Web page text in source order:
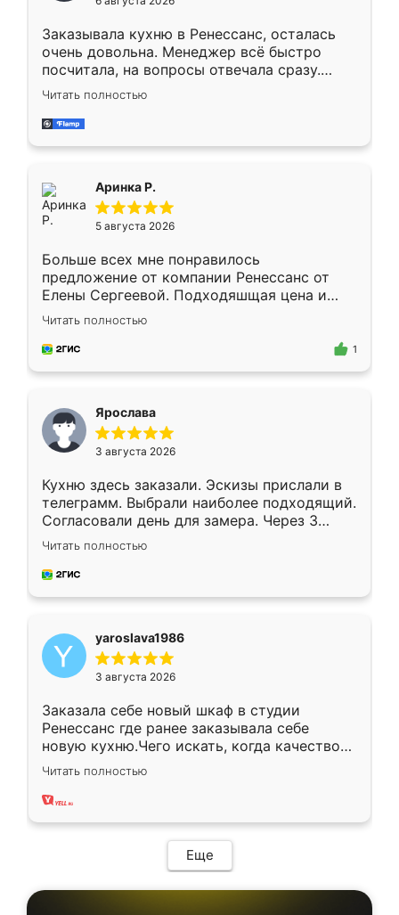
мебели буду заказывать только здесь.
Заказывала кухню в Ренессанс, осталась
очень довольна. Менеджер всё быстро
посчитала, на вопросы отвечала сразу.
Замерщик приехал в субботу, подошёл к
делу со всей ответственностью. Собрали
за день, ребята работали аккуратно, даже
Читать полностью
Аринка Р.
5 августа 2026
Больше всех мне понравилось
предложение от компании Ренессанс от
Елены Сергеевой. Подходяшщая цена и
короткие сроки изготовления. Приехавший
для замера сотрудник Владислав
предложил по моему эскизу самый
Читать полностью
1
Ярослава
3 августа 2026
Кухню здесь заказали. Эскизы прислали в
телеграмм. Выбрали наиболее подходящий.
Согласовали день для замера. Через 3
недели кухня была уже готова. Остались
довольны работой. Спасибо Ренессанс
мебель за качественную работу!
Читать полностью
yaroslava1986
3 августа 2026
Заказала себе новый шкаф в студии
Ренессанс где ранее заказывала себе
новую кухню.Чего искать, когда качеством
вполне довольна. Служит кухня уже почти
два года, нареканий нет.
Читать полностью
Еще